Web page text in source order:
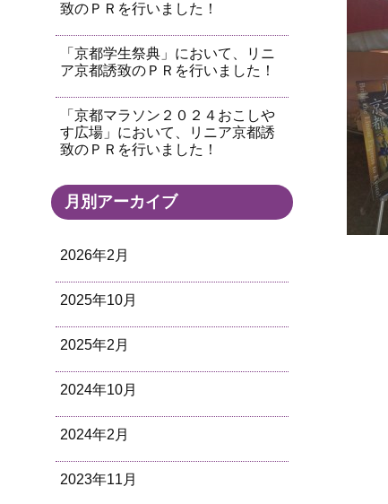
致のＰＲを行いました！
「京都学生祭典」において、リニ
ア京都誘致のＰＲを行いました！
「京都マラソン２０２４おこしや
す広場」において、リニア京都誘
致のＰＲを行いました！
月別アーカイブ
2026年2月
2025年10月
2025年2月
2024年10月
2024年2月
2023年11月